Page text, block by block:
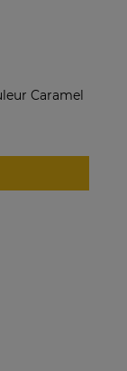
Caramel